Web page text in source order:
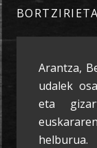
Arantza,
udalek
eta